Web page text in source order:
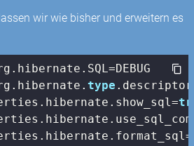
wir wie bisher und erweitern es
type